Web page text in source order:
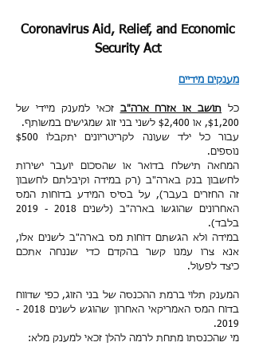
Coronavirus Aid, Relief, and Economic
Security Act
מענקים מידיים
כל תושב או אזרח ארה"ב זכאי למענק מיידי של
$1,200, או $2,400 לשני בני זוג שמגישים במשותף.
עבור כל ילד שעונה לקריטריונים יתקבלו $500
נוספים.
המחאה תישלח בדואר או שהסכום יועבר ישירות
לחשבון בנק בארה"ב (רק במידה וקיבלתם לחשבון
זה החזרים בעבר), על בסיס המידע בדוחות המס
האחרונים שהוגשו בארה"ב (לשנים 2018 - 2019
בלבד).
במידה ולא הגשתם דוחות מס בארה"ב לשנים אלו,
אנא צרו עמנו קשר בהקדם כדי שננחה אתכם
כיצד לפעול.
המענק תלוי ברמת ההכנסה של בני הזוג, כפי שדווח
בדוח המס האמריקאי האחרון שהוגש לשנים 2018 -
2019.
מי שהכנסתו מתחת לרמה להלן זכאי למענק מלא: